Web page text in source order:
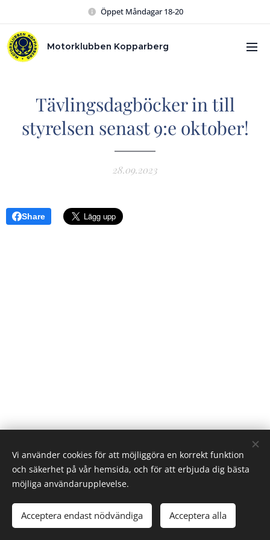
Öppet Måndagar 18-20
Motorklubben Kopparberg
Tävlingsdagböcker in till
styrelsen senast 9:e oktober!
28.09.2023
Share
Skapad av PML
Cookies
Vi använder cookies för att möjliggöra en korrekt funktion
och säkerhet på vår hemsida, och för att erbjuda dig bästa
möjliga användarupplevelse.
Acceptera endast nödvändiga Acceptera alla